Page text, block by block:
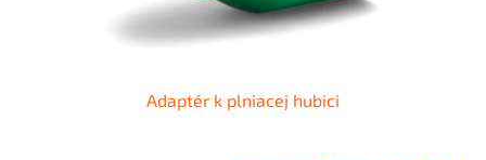
Adaptér k plniacej hubici